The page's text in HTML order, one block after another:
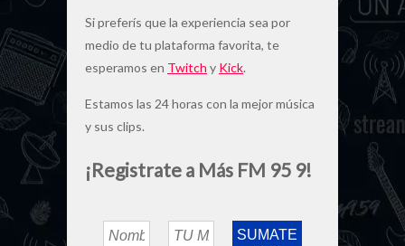
Si preferís que la experiencia sea por
medio de tu plataforma favorita, te
esperamos en Twitch y Kick.
Estamos las 24 horas con la mejor música
y sus clips.
¡Registrate a Más FM 95 9!